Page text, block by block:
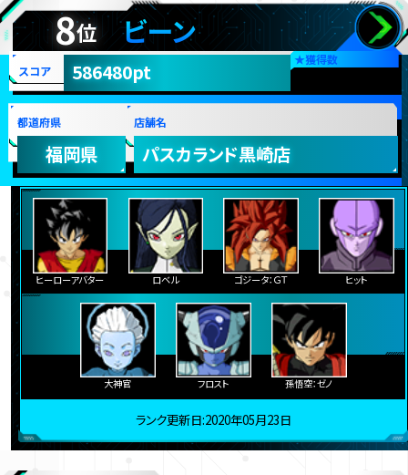
8位 ビーン
★獲得数
スコア 586480pt
都道府県
福岡県
店舗名
パスカランド黒崎店
ヒーローアバター ロベル ゴジータ：ＧＴ ヒット
大神官 フロスト 孫悟空：ゼノ
ランク更新日:2020年05月23日